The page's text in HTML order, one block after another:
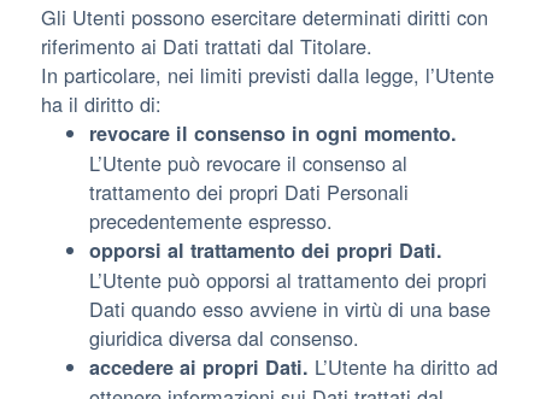
Gli Utenti possono esercitare determinati diritti con
riferimento ai Dati trattati dal Titolare.
In particolare, nei limiti previsti dalla legge, l’Utente
ha il diritto di:
revocare il consenso in ogni momento.
L’Utente può revocare il consenso al
trattamento dei propri Dati Personali
precedentemente espresso.
opporsi al trattamento dei propri Dati.
L’Utente può opporsi al trattamento dei propri
Dati quando esso avviene in virtù di una base
giuridica diversa dal consenso.
accedere ai propri Dati. L’Utente ha diritto ad